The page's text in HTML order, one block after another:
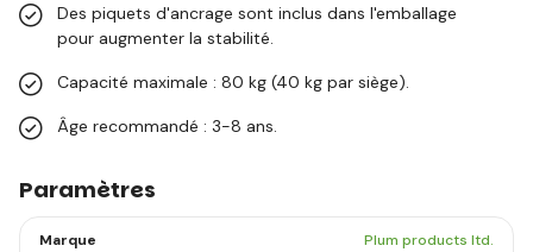
Des piquets d'ancrage sont inclus dans l'emballage
pour augmenter la stabilité.
Capacité maximale : 80 kg (40 kg par siège).
Âge recommandé : 3-8 ans.
Paramètres
Marque Plum products ltd.